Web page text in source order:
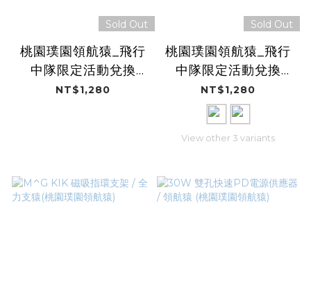
Sold Out
桃園璞園領航猿_飛行
中隊限定活動兌換
iPhone 14 系列
NT$1,280
Sold Out
桃園璞園領航猿_飛行
中隊限定活動兌換
iPhone 13/12/11 系列
NT$1,280
View other 3 variants